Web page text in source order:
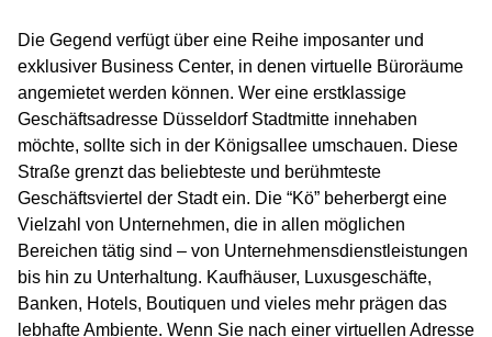
Die Gegend verfügt über eine Reihe imposanter und
exklusiver Business Center, in denen virtuelle Büroräume
angemietet werden können. Wer eine erstklassige
Geschäftsadresse Düsseldorf Stadtmitte innehaben
möchte, sollte sich in der Königsallee umschauen. Diese
Straße grenzt das beliebteste und berühmteste
Geschäftsviertel der Stadt ein. Die “Kö” beherbergt eine
Vielzahl von Unternehmen, die in allen möglichen
Bereichen tätig sind – von Unternehmensdienstleistungen
bis hin zu Unterhaltung. Kaufhäuser, Luxusgeschäfte,
Banken, Hotels, Boutiquen und vieles mehr prägen das
lebhafte Ambiente. Wenn Sie nach einer virtuellen Adresse